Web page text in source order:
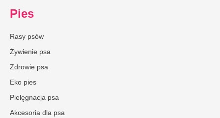
Pies
Rasy psów
Żywienie psa
Zdrowie psa
Eko pies
Pielęgnacja psa
Akcesoria dla psa